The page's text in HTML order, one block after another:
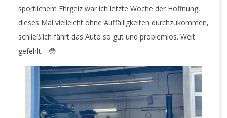
sportlichem Ehrgeiz war ich letzte Woche der Hoffnung,
dieses Mal vielleicht ohne Auffälligkeiten durchzukommen,
schließlich fährt das Auto so gut und problemlos. Weit
gefehlt… 😳